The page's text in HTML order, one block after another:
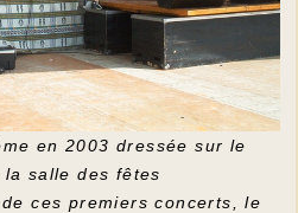
en 2003 dressée sur le
salle des fêtes
ces premiers concerts, le